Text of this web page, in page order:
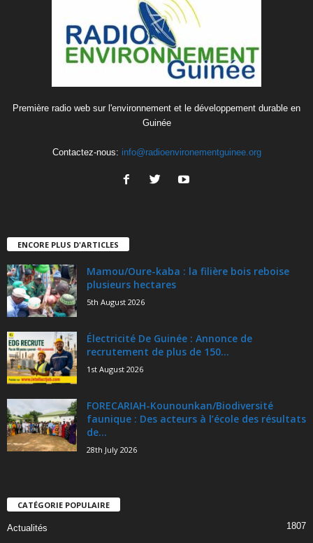
Première radio web sur l'environnement et le développement durable en
Guinée
Contactez-nous: info@radioenvironementguinee.org
ENCORE PLUS D'ARTICLES
Mamou/Oure-kaba : la filière bois reboise
plusieurs hectares
5th August 2026
Électricité De Guinée : Annonce de
recrutement de plus de 150...
1st August 2026
FORECARIAH-Kounounkan/Biodiversité
faunique : Des acteurs à l’école des résultats
de...
28th July 2026
CATÉGORIE POPULAIRE
Actualités
1807